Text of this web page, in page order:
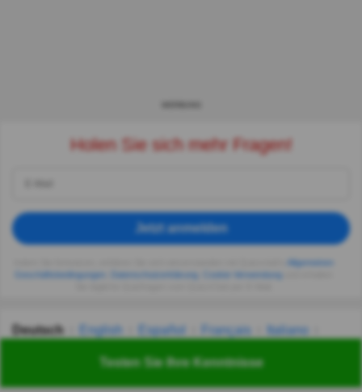
Testen Sie Ihre Kenntnisse
Holen Sie sich mehr Fragen!
Jetzt anmelden
Deutsch English Español Français
Italiano
Українська हिन्दी 한국어 汉语